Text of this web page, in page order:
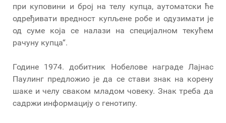
при куповини и број на телу купца, аутоматски ће
одређивати вредност купљене робе и одузимати је
од суме која се налази на специјалном текућем
рачуну купца“.
Године 1974. добитник Нобелове награде Лајнас
Паулинг предложио је да се стави знак на корену
шаке и челу сваком младом човеку. Знак треба да
садржи информацију о генотипу.